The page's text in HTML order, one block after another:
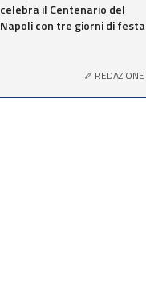
celebra il Centenario del
Napoli con tre giorni di festa
REDAZIONE